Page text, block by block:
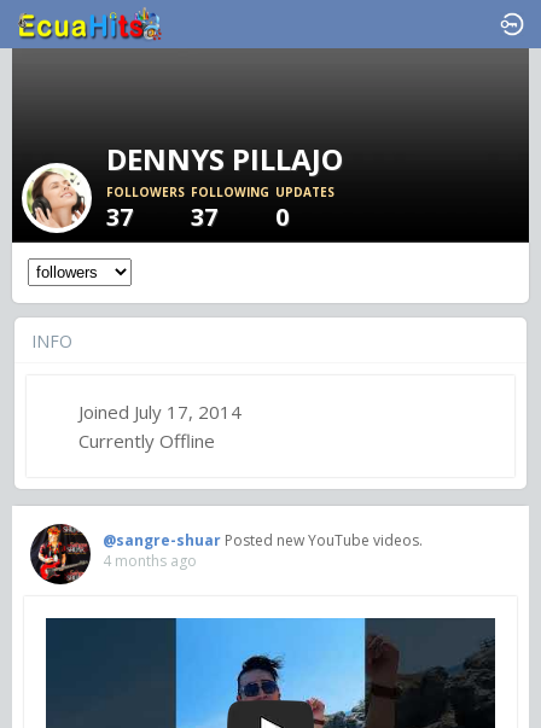
DENNYS PILLAJO
FOLLOWERS
37
FOLLOWING
37
UPDATES
0
INFO
Joined July 17, 2014
Currently Offline
@sangre-shuar Posted new YouTube videos.
4 months ago